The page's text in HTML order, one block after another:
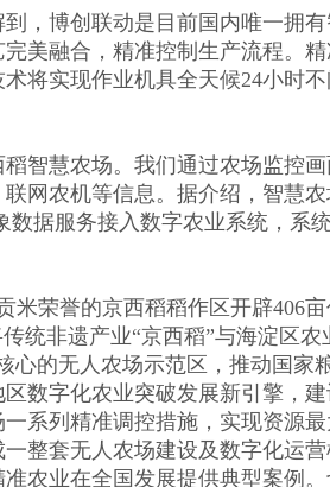
，博创联动是目前国内唯一拥
美融合，精准控制生产流程。
将实现作业机具全天候24小时
智慧农场。我们通过农场监控
网农机等信息。据介绍，智慧
据服务接入数字农业系统，系
米荣誉的京西稻稻作区开辟406
统非遗产业“京西稻”与海淀区农
心的无人农场示范区，推动国家
数字化农业突破发展新引擎，
系列精准调控措施，实现资源
整套无人农场建设及数字化运
农业在全国发展提供典型案例